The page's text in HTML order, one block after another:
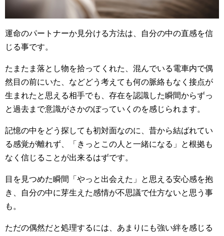
運命のパートナーか見分ける方法は、自分の中の直感を信
じる事です。
たまたま落とし物を拾ってくれた、混んでいる電車内で偶
然目の前にいた、などどう考えても何の脈絡もなく接点が
生まれたと思える相手でも、存在を認識した瞬間からずっ
と過去まで意識がさかのぼっていくのを感じられます。
記憶の中をどう探しても初対面なのに、昔から結ばれてい
る感覚が離れず、「きっとこの人と一緒になる」と根拠も
なく信じることが出来るはずです。
目を見つめた瞬間「やっと出会えた」と思える安心感を抱
き、自分の中に芽生えた感情が不思議で仕方ないと思う事
も。
ただの偶然だと処理するには、あまりにも強い絆を感じる